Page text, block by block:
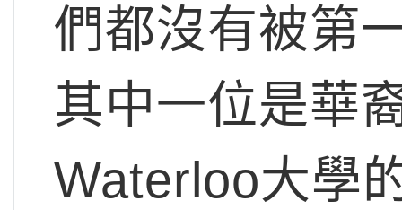
們都沒有被第
其中一位是華
Waterloo大學